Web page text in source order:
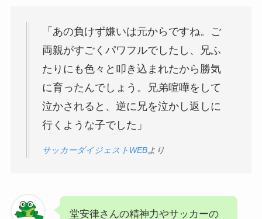
「あの負けず嫌いは元からですね。ご
両親がすごくパワフルでしたし、兄ふ
たりにも色々と叩き込まれたから勝気
に育ったんでしょう。兄弟喧嘩をして
泣かされると、逆に兄を泣かし返しに
行くような子でした」
サッカーダイジェストWEBより
堂安律さんの精神力やサッカーの